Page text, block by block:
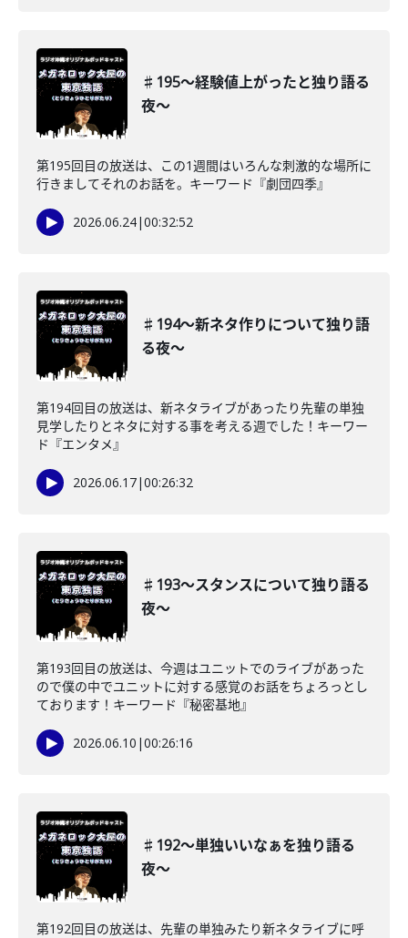
♯195〜経験値上がったと独り語る
夜〜
第195回目の放送は、この1週間はいろんな刺激的な場所に
行きましてそれのお話を。キーワード『劇団四季』
2026.06.24|00:32:52
♯194〜新ネタ作りについて独り語
る夜〜
第194回目の放送は、新ネタライブがあったり先輩の単独
見学したりとネタに対する事を考える週でした！キーワー
ド『エンタメ』
2026.06.17|00:26:32
♯193〜スタンスについて独り語る
夜〜
第193回目の放送は、今週はユニットでのライブがあった
ので僕の中でユニットに対する感覚のお話をちょろっとし
ております！キーワード『秘密基地』
2026.06.10 |00:26:16
♯192〜単独いいなぁを独り語る
夜〜
第192回目の放送は、先輩の単独みたり新ネタライブに呼